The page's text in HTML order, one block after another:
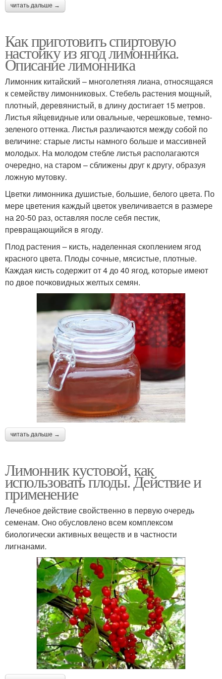
читать дальше →
Как приготовить спиртовую
настойку из ягод лимонника.
Описание лимонника
Лимонник китайский – многолетняя лиана, относящаяся
к семейству лимонниковых. Стебель растения мощный,
плотный, деревянистый, в длину достигает 15 метров.
Листья яйцевидные или овальные, черешковые, темно-
зеленого оттенка. Листья различаются между собой по
величине: старые листы намного больше и массивней
молодых. На молодом стебле листья располагаются
очередно, на старом – сближены друг к другу, образуя
ложную мутовку.
Цветки лимонника душистые, большие, белого цвета. По
мере цветения каждый цветок увеличивается в размере
на 20-50 раз, оставляя после себя пестик,
превращающийся в ягоду.
Плод растения – кисть, наделенная скоплением ягод
красного цвета. Плоды сочные, мясистые, плотные.
Каждая кисть содержит от 4 до 40 ягод, которые имеют
по двое почковидных желтых семян.
читать дальше →
Лимонник кустовой, как
использовать плоды. Действие и
применение
Лечебное действие свойственно в первую очередь
семенам. Оно обусловлено всем комплексом
биологически активных веществ и в частности
лигнанами.